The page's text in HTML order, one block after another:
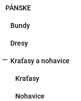
PÁNSKE
Bundy
Dresy
Kraťasy a nohavice
Kraťasy
Nohavice